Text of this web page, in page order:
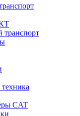
транспорт
CAT